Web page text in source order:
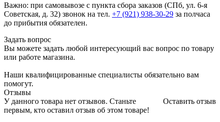
Важно: при самовывозе с пункта сборa заказов (СПб, ул. 6-я
Советская, д. 32) звонок на тел. +7 (921) 938-30-29 за полчаса
до прибытия обязателен.
Задать вопрос
Вы можете задать любой интересующий вас вопрос по товару
или работе магазина.
Наши квалифицированные специалисты обязательно вам
помогут.
Отзывы
Оставить отзыв
У данного товара нет отзывов. Станьте
первым, кто оставил отзыв об этом товаре!